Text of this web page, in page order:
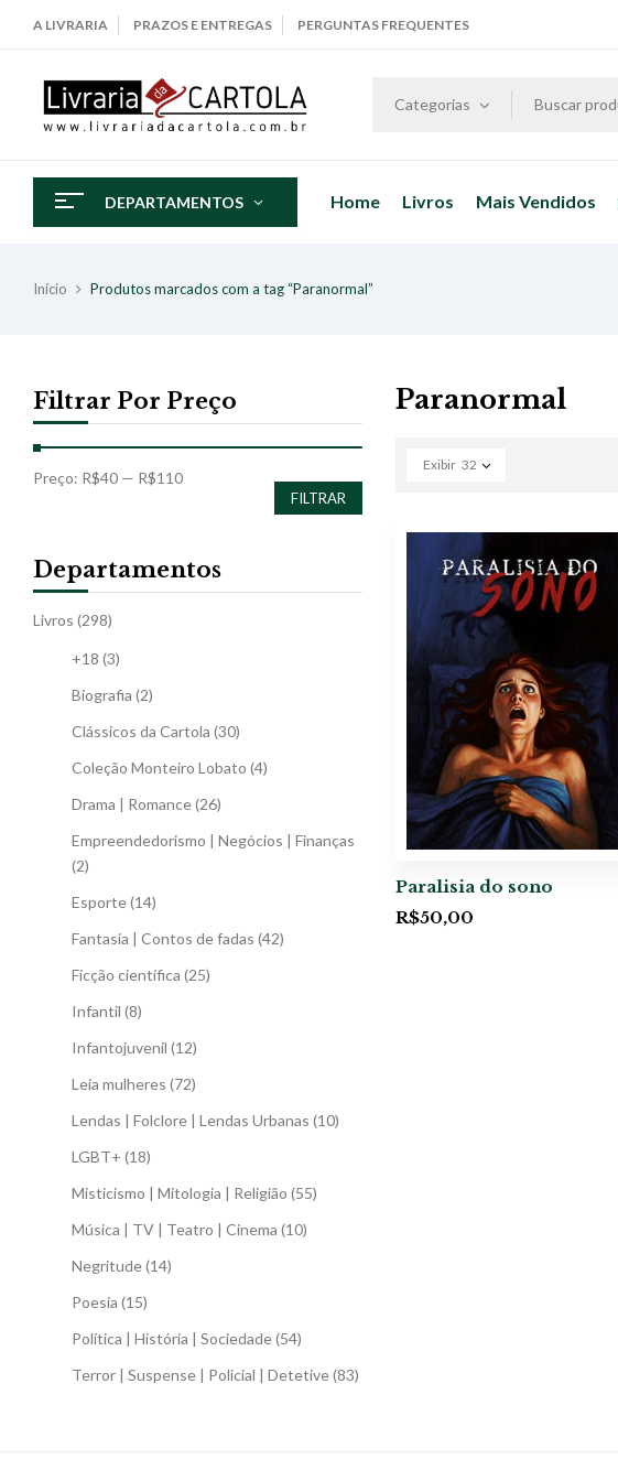
A LIVRARIA PRAZOS E ENTREGAS PERGUNTAS FREQUENTES
Categorias
DEPARTAMENTOS Home Livros Mais Vendidos
Início Produtos marcados com a tag “Paranormal”
Filtrar Por Preço
FILTRAR
Preço: R$40 — R$110
Departamentos
Livros (298)
+18 (3)
Biografia (2)
Clássicos da Cartola (30)
Coleção Monteiro Lobato (4)
Drama | Romance(26)
Empreendedorismo | Negócios | Finanças
(2)
Esporte(14)
Fantasia | Contos de fadas (42)
Ficção científica (25)
Infantil (8)
Infantojuvenil (12)
Leia mulheres (72)
Lendas | Folclore | Lendas Urbanas (10)
LGBT+ (18)
Misticismo | Mitologia | Religião (55)
Música | TV | Teatro | Cinema (10)
Negritude(14)
Poesia (15)
Política | História | Sociedade(54)
Terror | Suspense | Policial | Detetive(83)
Paranormal
Exibir 32
Paralisia do sono
R$50,00